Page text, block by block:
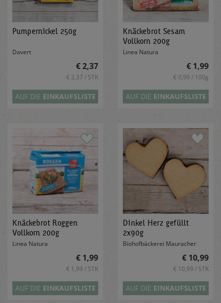
Pumpernickel 250g
Davert
€ 2,37
€ 2,37 / STK
AUF DIE EINKAUFSLISTE
Knäckebrot Sesam
Vollkorn 200g
Linea Natura
€ 1,99
€ 0,99 / 100g
AUF DIE EINKAUFSLISTE
Knäckebrot Roggen
Vollkorn 200g
Linea Natura
€ 1,99
€ 1,99 / STK
AUF DIE EINKAUFSLISTE
Dinkel Herz gefüllt
2x90g
Biohofbäckerei Mauracher
€ 10,99
€ 10,99 / STK
AUF DIE EINKAUFSLISTE